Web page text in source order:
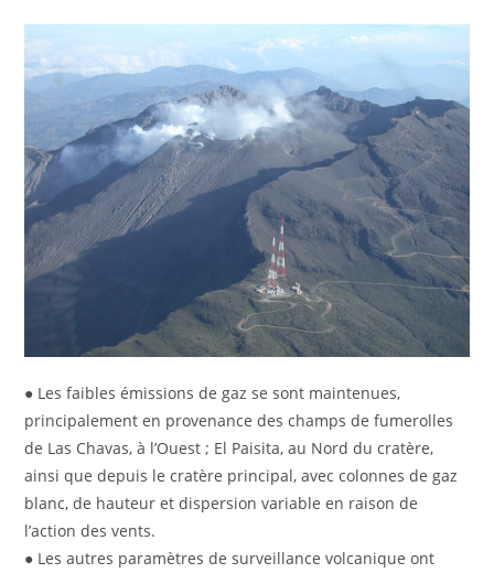
● Les faibles émissions de gaz se sont maintenues,
principalement en provenance des champs de fumerolles
de Las Chavas, à l’Ouest ; El Paisita, au Nord du cratère,
ainsi que depuis le cratère principal, avec colonnes de gaz
blanc, de hauteur et dispersion variable en raison de
l’action des vents.
● Les autres paramètres de surveillance volcanique ont